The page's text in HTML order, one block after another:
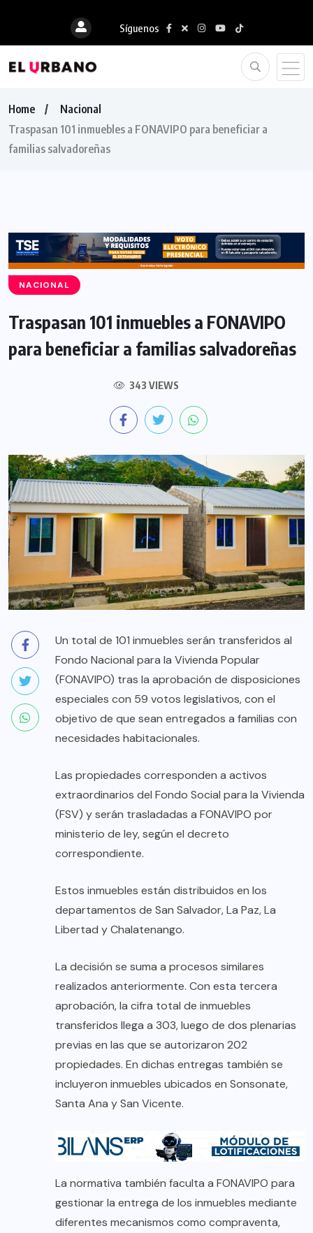
Síguenos
Home
Nacional
Traspasan 101 inmuebles a FONAVIPO para beneficiar a
familias salvadoreñas
NACIONAL
Traspasan 101 inmuebles a FONAVIPO
para beneficiar a familias salvadoreñas
343 VIEWS
Un total de 101 inmuebles serán transferidos al
Fondo Nacional para la Vivienda Popular
(FONAVIPO) tras la aprobación de disposiciones
especiales con 59 votos legislativos, con el
objetivo de que sean entregados a familias con
necesidades habitacionales.
Las propiedades corresponden a activos
extraordinarios del Fondo Social para la Vivienda
(FSV) y serán trasladadas a FONAVIPO por
ministerio de ley, según el decreto
correspondiente.
Estos inmuebles están distribuidos en los
departamentos de San Salvador, La Paz, La
Libertad y Chalatenango.
La decisión se suma a procesos similares
realizados anteriormente. Con esta tercera
aprobación, la cifra total de inmuebles
transferidos llega a 303, luego de dos plenarias
previas en las que se autorizaron 202
propiedades. En dichas entregas también se
incluyeron inmuebles ubicados en Sonsonate,
Santa Ana y San Vicente.
La normativa también faculta a FONAVIPO para
gestionar la entrega de los inmuebles mediante
diferentes mecanismos como compraventa,